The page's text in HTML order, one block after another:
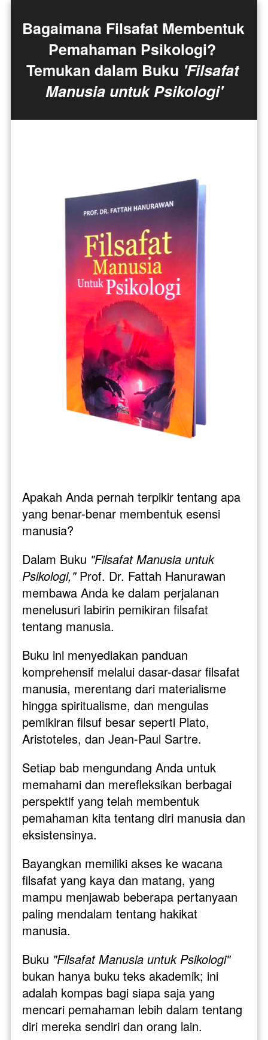
Bagaimana Filsafat Membentuk
Pemahaman Psikologi?
Temukan dalam Buku 'Filsafat
Manusia untuk Psikologi'
Apakah Anda pernah terpikir tentang apa
yang benar-benar membentuk esensi
manusia?
Dalam Buku "Filsafat Manusia untuk
Psikologi," Prof. Dr. Fattah Hanurawan
membawa Anda ke dalam perjalanan
menelusuri labirin pemikiran filsafat
tentang manusia.
Buku ini menyediakan panduan
komprehensif melalui dasar-dasar filsafat
manusia, merentang dari materialisme
hingga spiritualisme, dan mengulas
pemikiran filsuf besar seperti Plato,
Aristoteles, dan Jean-Paul Sartre.
Setiap bab mengundang Anda untuk
memahami dan merefleksikan berbagai
perspektif yang telah membentuk
pemahaman kita tentang diri manusia dan
eksistensinya.
Bayangkan memiliki akses ke wacana
filsafat yang kaya dan matang, yang
mampu menjawab beberapa pertanyaan
paling mendalam tentang hakikat
manusia.
Buku "Filsafat Manusia untuk Psikologi"
bukan hanya buku teks akademik; ini
adalah kompas bagi siapa saja yang
mencari pemahaman lebih dalam tentang
diri mereka sendiri dan orang lain.